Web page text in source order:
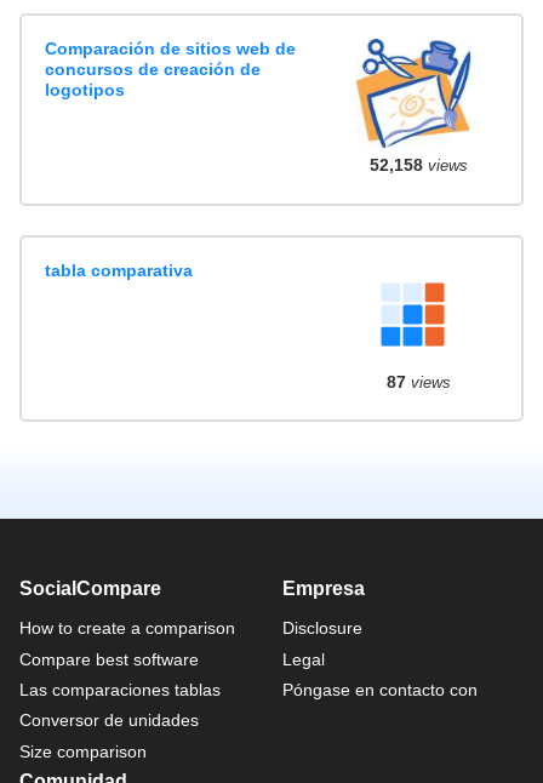
Comparación de sitios web de
concursos de creación de
logotipos
52,158views
tabla comparativa
87views
SocialCompare
How to create a comparison
Compare best software
Las comparaciones tablas
Conversor de unidades
Size comparison
Empresa
Disclosure
Legal
Póngase en contacto con